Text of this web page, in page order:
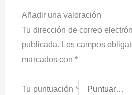
Añadir una valoración
Tu dirección de correo
publicada. Los campos
marcados con *
Tu puntuación *